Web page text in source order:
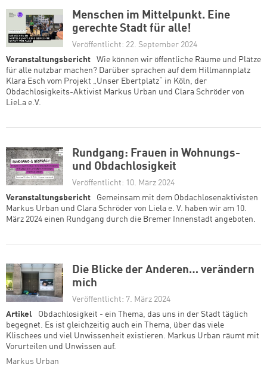
Menschen im Mittelpunkt. Eine
gerechte Stadt für alle!
Veröffentlicht: 22. September 2024
Veranstaltungsbericht
Wie können wir öffentliche Räume und Plätze
für alle nutzbar machen? Darüber sprachen auf dem Hillmannplatz
Klara Esch vom Projekt „Unser Ebertplatz“ in Köln, der
Obdachlosigkeits-Aktivist Markus Urban und Clara Schröder von
LieLa e.V.
Rundgang: Frauen in Wohnungs-
und Obdachlosigkeit
Veröffentlicht: 10. März 2024
Veranstaltungsbericht
Gemeinsam mit dem Obdachlosenaktivisten
Markus Urban und Clara Schröder von Liela e. V. haben wir am 10.
März 2024 einen Rundgang durch die Bremer Innenstadt angeboten.
Die Blicke der Anderen… verändern
mich
Veröffentlicht: 7. März 2024
Artikel
Obdachlosigkeit - ein Thema, das uns in der Stadt täglich
begegnet. Es ist gleichzeitig auch ein Thema, über das viele
Klischees und viel Unwissenheit existieren. Markus Urban räumt mit
Vorurteilen und Unwissen auf.
Markus Urban